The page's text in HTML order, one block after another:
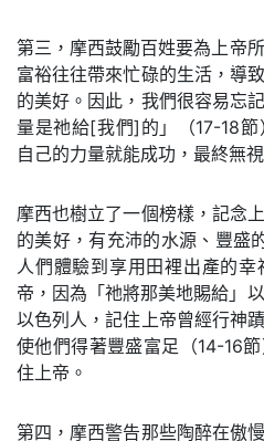
第三，摩西鼓勵百姓要為上帝
富裕往往帶來忙碌的生活，導
的美好。因此，我們很容易忘
量是祂給[我們]的」（17-18
自己的力量就能成功，最終無
摩西也樹立了一個榜樣，記念
的美好，有充沛的水源、豐盛
人們體驗到享用田裡出產的
帝，因為「祂將那美地賜給」
以色列人，記住上帝曾經行神
使他們得著豐盛富足（14-16
住上帝。
第四，摩西警告那些陶醉在傲